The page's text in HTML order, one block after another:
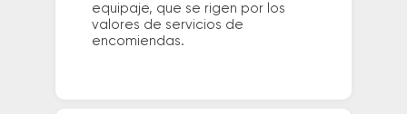
equipaje, que se rigen por los
valores de servicios de
encomiendas.